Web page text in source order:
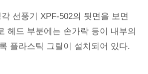
선풍기 XPF-502의 뒷면을 보면
헤드 부분에는 손가락 등이 내부의
플라스틱 그릴이 설치되어 있다.